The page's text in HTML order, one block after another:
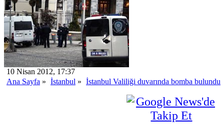
10 Nisan 2012, 17:37
Ana Sayfa » İstanbul » İstanbul Valiliği duvarında bomba bulundu